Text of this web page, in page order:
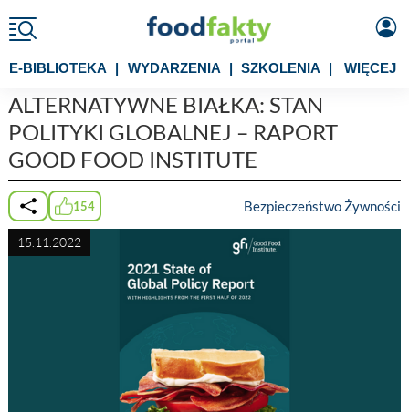
E-BIBLIOTEKA | WYDARZENIA | SZKOLENIA | WIĘCEJ
ALTERNATYWNE BIAŁKA: STAN
POLITYKI GLOBALNEJ – RAPORT
GOOD FOOD INSTITUTE
154 Bezpieczeństwo Żywności
15.11.2022